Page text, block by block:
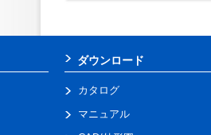
ダウンロード
カタログ
マニュアル